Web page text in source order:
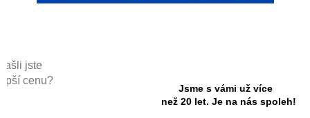
jste
cenu?
Jsme s vámi už více
než 20 let. Je na nás spoleh!